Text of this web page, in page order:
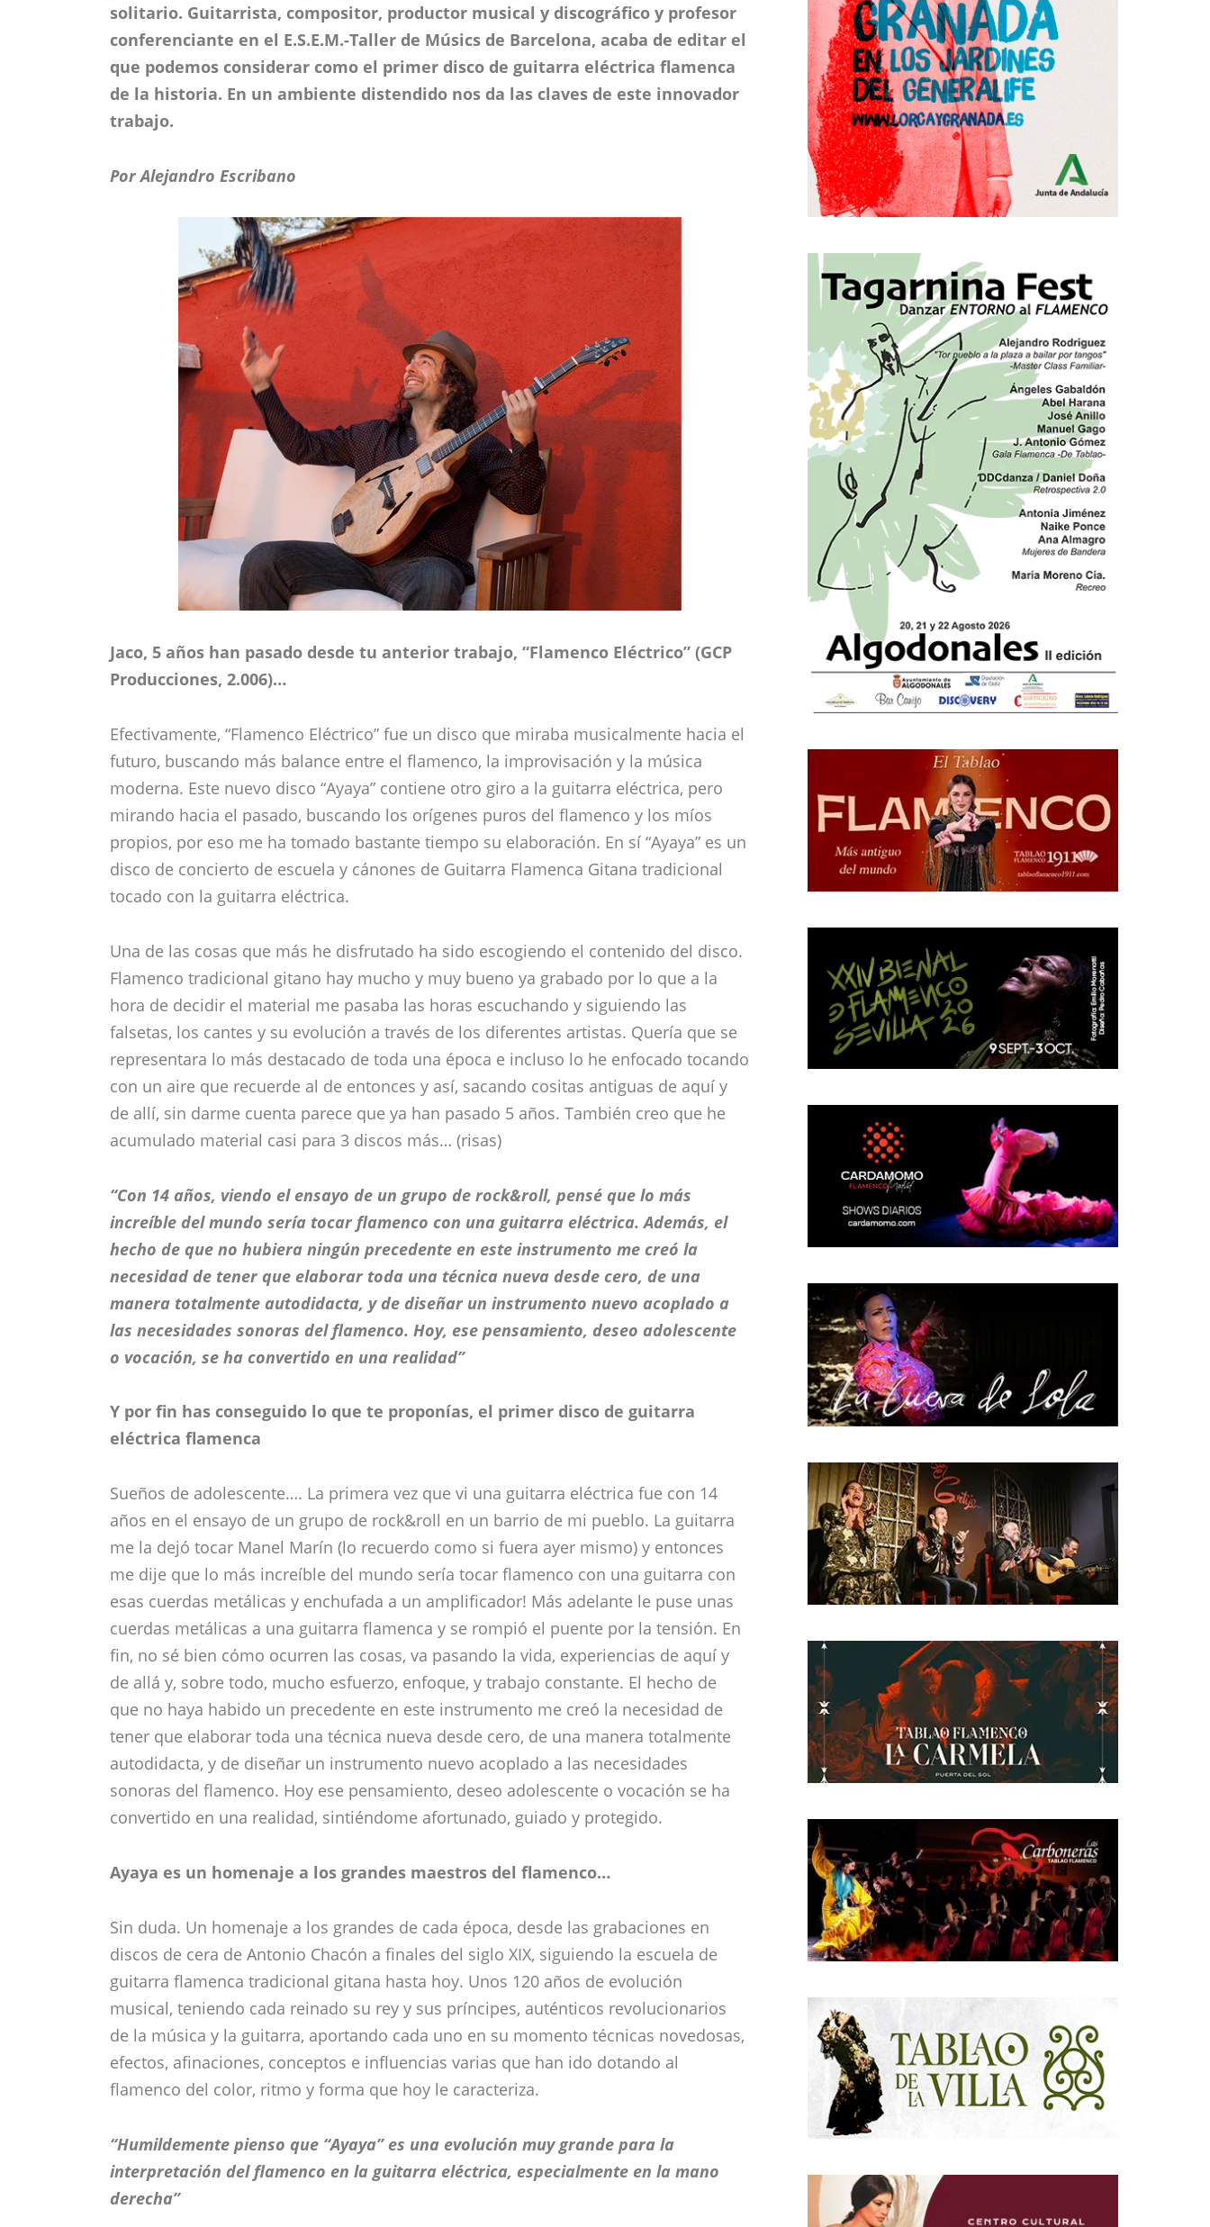
solitario. Guitarrista, compositor, productor musical y discográfico y profesor
conferenciante en el E.S.E.M.-Taller de Músics de Barcelona, acaba de editar el
que podemos considerar como el primer disco de guitarra eléctrica flamenca
de la historia. En un ambiente distendido nos da las claves de este innovador
trabajo.
Por Alejandro Escribano
Jaco, 5 años han pasado desde tu anterior trabajo, “Flamenco Eléctrico” (GCP
Producciones, 2.006)…
Efectivamente, “Flamenco Eléctrico” fue un disco que miraba musicalmente hacia el
futuro, buscando más balance entre el flamenco, la improvisación y la música
moderna. Este nuevo disco “Ayaya” contiene otro giro a la guitarra eléctrica, pero
mirando hacia el pasado, buscando los orígenes puros del flamenco y los míos
propios, por eso me ha tomado bastante tiempo su elaboración. En sí “Ayaya” es un
disco de concierto de escuela y cánones de Guitarra Flamenca Gitana tradicional
tocado con la guitarra eléctrica.
Una de las cosas que más he disfrutado ha sido escogiendo el contenido del disco.
Flamenco tradicional gitano hay mucho y muy bueno ya grabado por lo que a la
hora de decidir el material me pasaba las horas escuchando y siguiendo las
falsetas, los cantes y su evolución a través de los diferentes artistas. Quería que se
representara lo más destacado de toda una época e incluso lo he enfocado tocando
con un aire que recuerde al de entonces y así, sacando cositas antiguas de aquí y
de allí, sin darme cuenta parece que ya han pasado 5 años. También creo que he
acumulado material casi para 3 discos más… (risas)
“Con 14 años, viendo el ensayo de un grupo de rock&roll, pensé que lo más
increíble del mundo sería tocar flamenco con una guitarra eléctrica. Además, el
hecho de que no hubiera ningún precedente en este instrumento me creó la
necesidad de tener que elaborar toda una técnica nueva desde cero, de una
manera totalmente autodidacta, y de diseñar un instrumento nuevo acoplado a
las necesidades sonoras del flamenco. Hoy, ese pensamiento, deseo adolescente
o vocación, se ha convertido en una realidad”
Y por fin has conseguido lo que te proponías, el primer disco de guitarra
eléctrica flamenca
Sueños de adolescente…. La primera vez que vi una guitarra eléctrica fue con 14
años en el ensayo de un grupo de rock&roll en un barrio de mi pueblo. La guitarra
me la dejó tocar Manel Marín (lo recuerdo como si fuera ayer mismo) y entonces
me dije que lo más increíble del mundo sería tocar flamenco con una guitarra con
esas cuerdas metálicas y enchufada a un amplificador! Más adelante le puse unas
cuerdas metálicas a una guitarra flamenca y se rompió el puente por la tensión. En
fin, no sé bien cómo ocurren las cosas, va pasando la vida, experiencias de aquí y
de allá y, sobre todo, mucho esfuerzo, enfoque, y trabajo constante. El hecho de
que no haya habido un precedente en este instrumento me creó la necesidad de
tener que elaborar toda una técnica nueva desde cero, de una manera totalmente
autodidacta, y de diseñar un instrumento nuevo acoplado a las necesidades
sonoras del flamenco. Hoy ese pensamiento, deseo adolescente o vocación se ha
convertido en una realidad, sintiéndome afortunado, guiado y protegido.
Ayaya es un homenaje a los grandes maestros del flamenco…
Sin duda. Un homenaje a los grandes de cada época, desde las grabaciones en
discos de cera de Antonio Chacón a finales del siglo XIX, siguiendo la escuela de
guitarra flamenca tradicional gitana hasta hoy. Unos 120 años de evolución
musical, teniendo cada reinado su rey y sus príncipes, auténticos revolucionarios
de la música y la guitarra, aportando cada uno en su momento técnicas novedosas,
efectos, afinaciones, conceptos e influencias varias que han ido dotando al
flamenco del color, ritmo y forma que hoy le caracteriza.
“Humildemente pienso que “Ayaya” es una evolución muy grande para la
interpretación del flamenco en la guitarra eléctrica, especialmente en la mano
derecha”